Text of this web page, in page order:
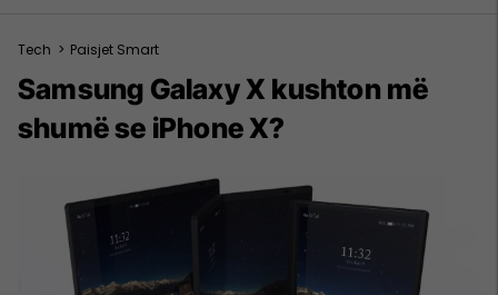
Tech > Paisjet Smart
Samsung Galaxy X kushton më
shumë se iPhone X?